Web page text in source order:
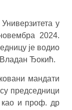
у
2024.
је водио
Ђокић.
мандати
председници
као и проф. др